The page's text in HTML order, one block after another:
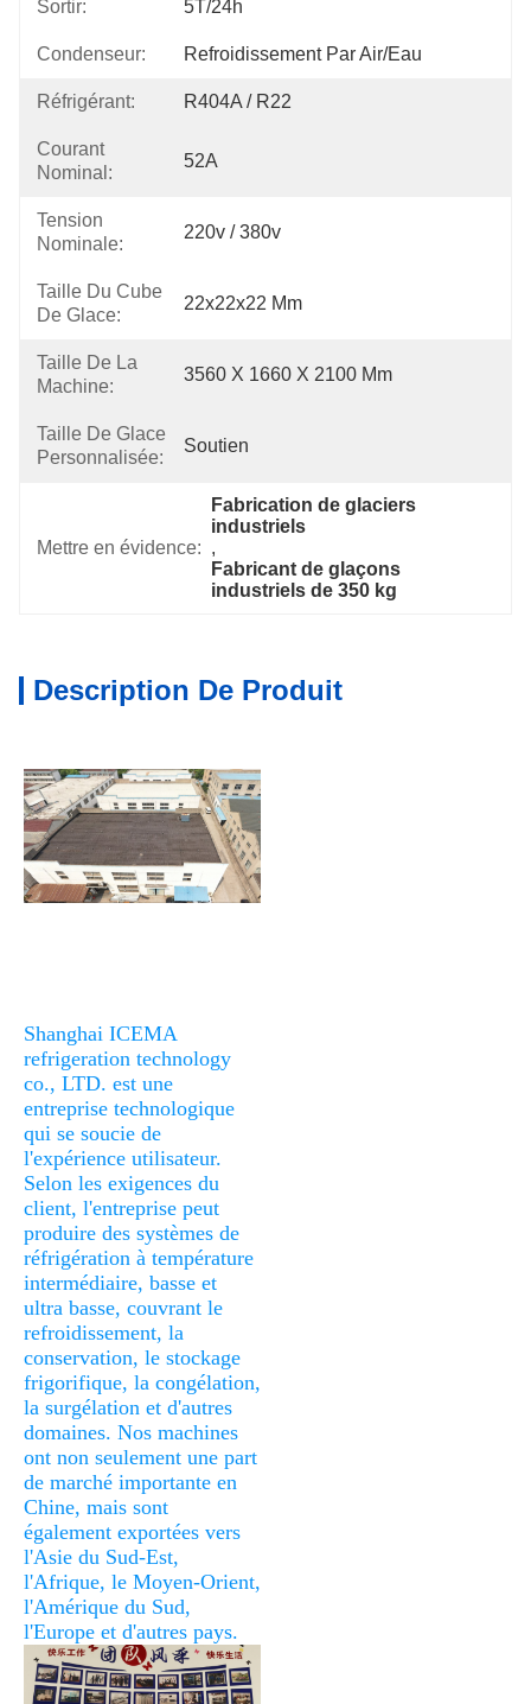
Sortir: 5T/24h
Condenseur: Refroidissement Par Air/eau
Réfrigérant: R404A / R22
Courant
Nominal:
52A
Tension
Nominale:
220v / 380v
Taille Du Cube
De Glace:
22x22x22 Mm
Taille De La
Machine:
3560 X 1660 X 2100 Mm
Taille De Glace
Personnalisée:
Soutien
Mettre en évidence:
Fabrication de glaciers
industriels
,
Fabricant de glaçons
industriels de 350 kg
Description De Produit
Shanghai ICEMA
refrigeration technology
co., LTD. est une
entreprise technologique
qui se soucie de
l'expérience utilisateur.
Selon les exigences du
client, l'entreprise peut
produire des systèmes de
réfrigération à température
intermédiaire, basse et
ultra basse, couvrant le
refroidissement, la
conservation, le stockage
frigorifique, la congélation,
la surgélation et d'autres
domaines. Nos machines
ont non seulement une part
de marché importante en
Chine, mais sont
également exportées vers
l'Asie du Sud-Est,
l'Afrique, le Moyen-Orient,
l'Amérique du Sud,
l'Europe et d'autres pays.